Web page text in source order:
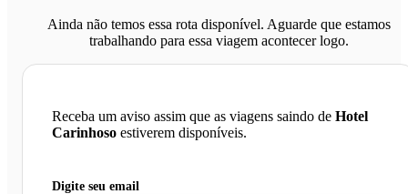
Ainda não temos essa rota disponível. Aguarde que estamos
trabalhando para essa viagem acontecer logo.
Receba um aviso assim que as viagens saindo de Hotel
Carinhoso estiverem disponíveis.
Digite seu email